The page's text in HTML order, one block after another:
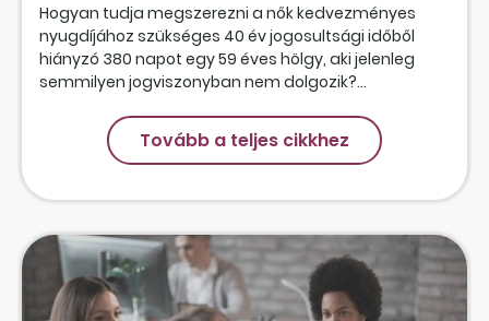
Hogyan tudja megszerezni a nők kedvezményes
nyugdíjához szükséges 40 év jogosultsági időből
hiányzó 380 napot egy 59 éves hölgy, aki jelenleg
semmilyen jogviszonyban nem dolgozik?...
Tovább a teljes cikkhez